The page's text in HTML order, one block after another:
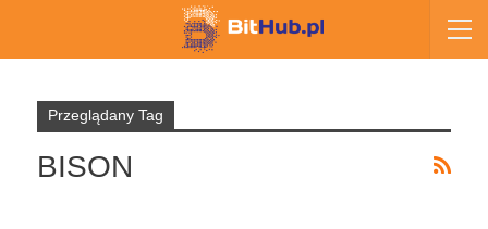
Przeglądany Tag
BISON